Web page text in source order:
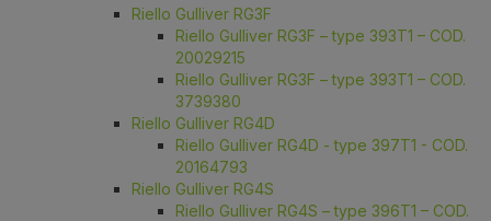
Riello Gulliver RG3F
Riello Gulliver RG3F – type 393T1 – COD.
20029215
Riello Gulliver RG3F – type 393T1 – COD.
3739380
Riello Gulliver RG4D
Riello Gulliver RG4D - type 397T1 - COD.
20164793
Riello Gulliver RG4S
Riello Gulliver RG4S – type 396T1 – COD.